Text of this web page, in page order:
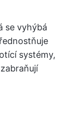
se vyhýbá
systémy,